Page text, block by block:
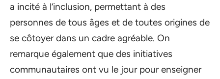
a incité à l’inclusion, permettant à des
personnes de tous âges et de toutes origines de
se côtoyer dans un cadre agréable. On
remarque également que des initiatives
communautaires ont vu le jour pour enseigner